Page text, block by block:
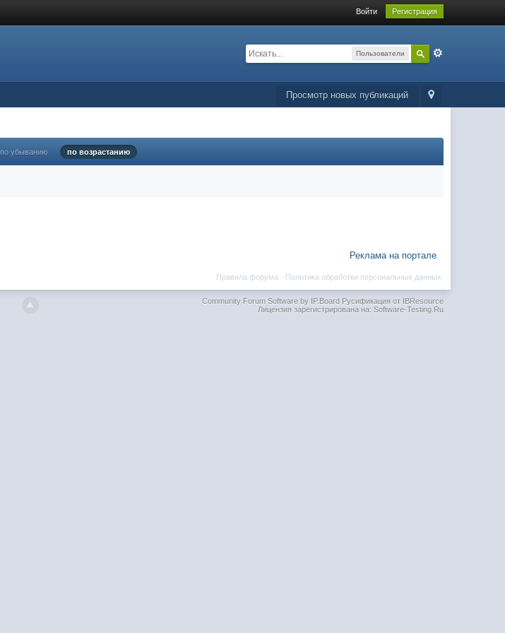
Войти Регистрация
Пользователи
Просмотр новых публикаций
по убыванию по возрастанию
Реклама на портале
Политика обработки персональных данных
Правила форума ·
Community Forum Software by IP.BoardРусификация от IBResource
Лицензия зарегистрирована на: Software-Testing.Ru